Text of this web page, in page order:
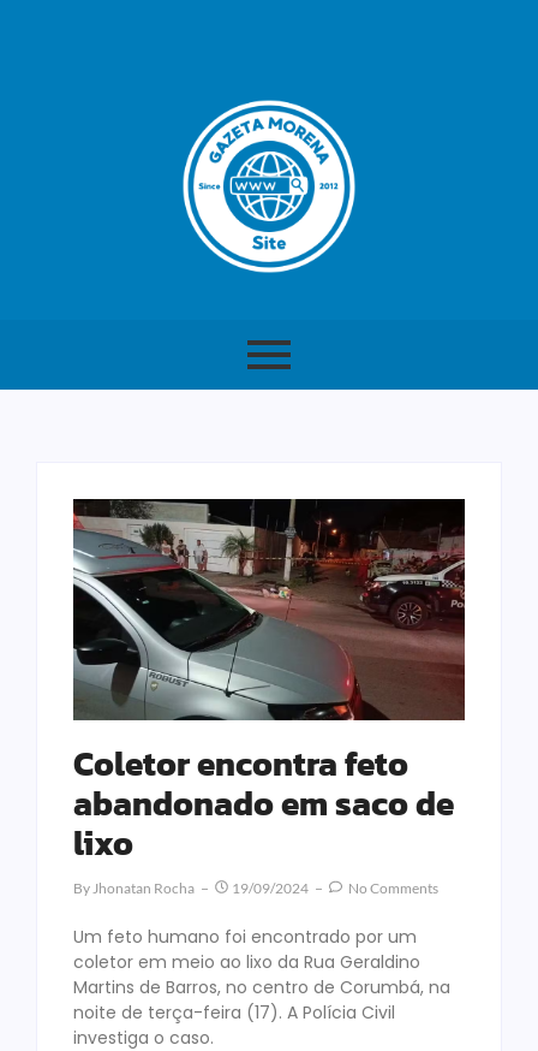
Coletor encontra feto
abandonado em saco de
lixo
By Jhonatan Rocha 19/09/2024 No Comments
Um feto humano foi encontrado por um
coletor em meio ao lixo da Rua Geraldino
Martins de Barros, no centro de Corumbá, na
noite de terça-feira (17). A Polícia Civil
investiga o caso.